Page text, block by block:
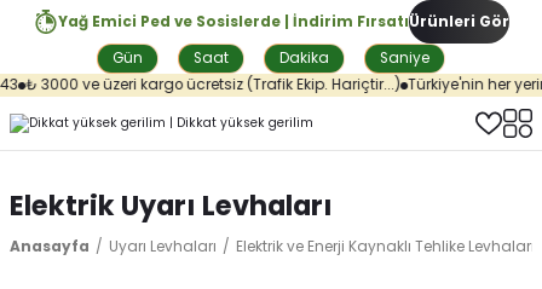
Yağ Emici Ped ve Sosislerde | İndirim Fırsatı
Gün
Saat Dakika Saniye
Ürünleri Gör
₺ 3000 ve üzeri kargo ücretsiz (Trafik Ekip. Hariçtir...) Türkiye'nin her
Elektrik Uyarı Levhaları
Anasayfa Uyarı Levhaları Elektrik ve Enerji Kaynaklı Tehlike Levhaları